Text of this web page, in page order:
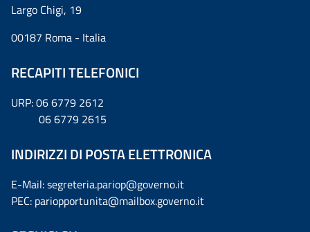
Largo Chigi, 19
00187 Roma - Italia
RECAPITI TELEFONICI
URP: 06 6779 2612
06 6779 2615
INDIRIZZI DI POSTA ELETTRONICA
E-Mail: segreteria.pariop@governo.it
PEC: pariopportunita@mailbox.governo.it